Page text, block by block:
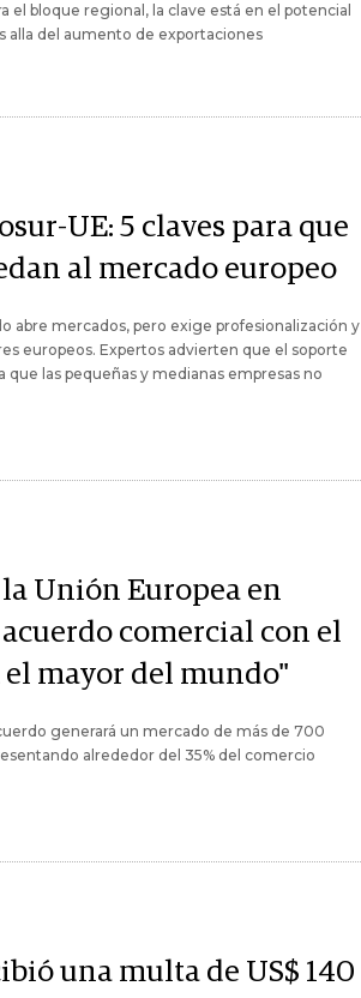
el bloque regional, la clave está en el potencial
alla del aumento de exportaciones
UE: 5 claves para que
al mercado europeo
abre mercados, pero exige profesionalización y
europeos. Expertos advierten que el soporte
que las pequeñas y medianas empresas no
Unión Europea en
comercial con el
el mayor del mundo"
generará un mercado de más de 700
alrededor del 35% del comercio
una multa de US$ 140